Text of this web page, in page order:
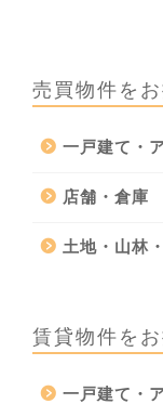
売買物件を
一戸建て・
店舗・倉庫
土地・山林
賃貸物件を
一戸建て・